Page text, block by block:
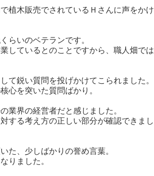
植木販売でされているＨさんに声をかけ
らいのベテランです。
しているとのことですから、職人畑では
て鋭い質問を投げかけてこられました。
心を突いた質問ばかり。
業界の経営者だと感じました。
する考え方の正しい部分が確認できまし
た、少しばかりの誉め言葉。
りました。